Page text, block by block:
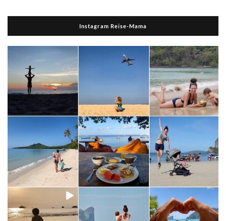
Instagram Reise-Mama